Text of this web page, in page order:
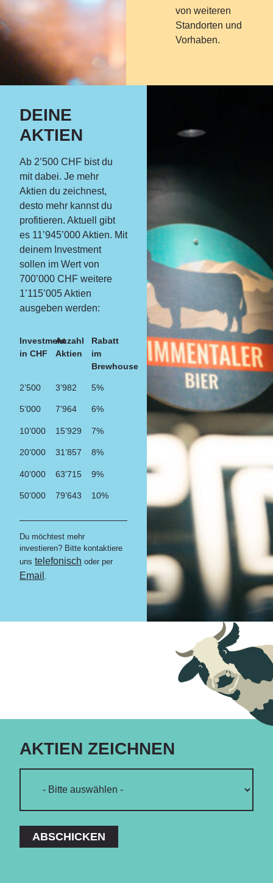
von weiteren
Standorten und
Vorhaben.
DEINE
AKTIEN
Ab 2’500 CHF bist du
mit dabei. Je mehr
Aktien du zeichnest,
desto mehr kannst du
profitieren. Aktuell gibt
es 11’945’000 Aktien. Mit
deinem Investment
sollen im Wert von
700’000 CHF weitere
1’115’005 Aktien
ausgeben werden:
Investment
in CHF
Anzahl
Aktien
Rabatt
im
Brewhouse
2’500 3’982 5%
5’000 7’964 6%
10’000 15’929 7%
20’000 31’857 8%
40’000 63’715 9%
50’000 79’643 10%
Du möchtest mehr
investieren? Bitte kontaktiere
uns telefonisch oder per
Email .
AKTIEN ZEICHNEN
ABSCHICKEN